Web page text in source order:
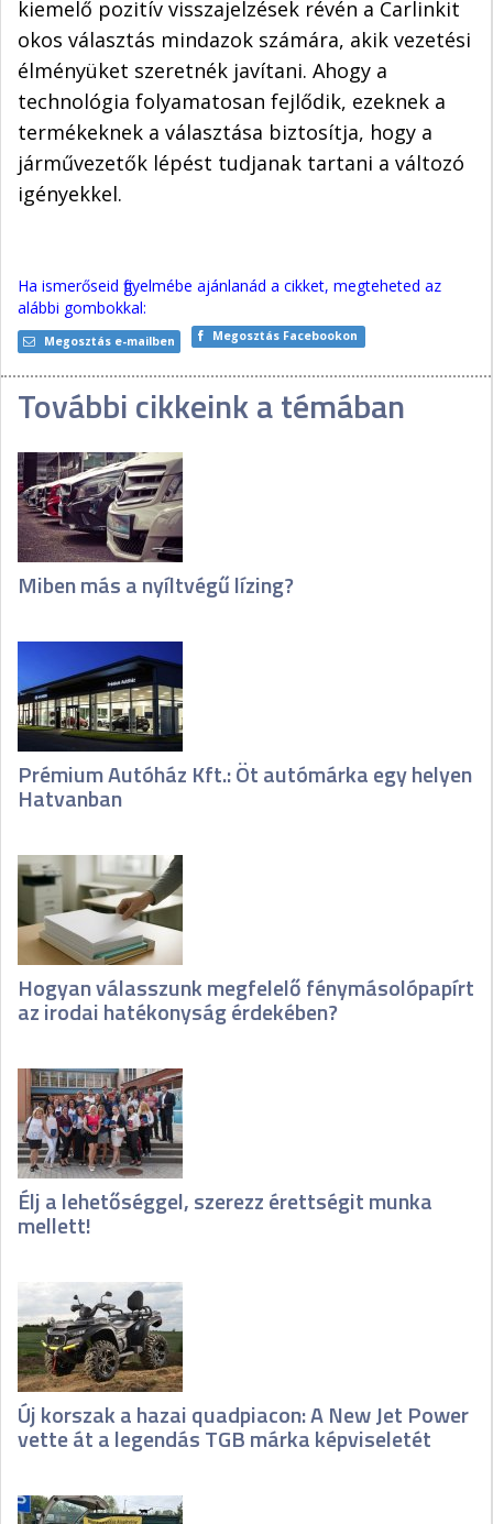
kiemelő pozitív visszajelzések révén a Carlinkit
okos választás mindazok számára, akik vezetési
élményüket szeretnék javítani. Ahogy a
technológia folyamatosan fejlődik, ezeknek a
termékeknek a választása biztosítja, hogy a
járművezetők lépést tudjanak tartani a változó
igényekkel.
Ha ismerőseid figyelmébe ajánlanád a cikket, megteheted az
alábbi gombokkal:
Megosztás e-mailben Megosztás Facebookon
További cikkeink a témában
Miben más a nyíltvégű lízing?
Prémium Autóház Kft.: Öt autómárka egy helyen
Hatvanban
Hogyan válasszunk megfelelő fénymásolópapírt
az irodai hatékonyság érdekében?
Élj a lehetőséggel, szerezz érettségit munka
mellett!
Új korszak a hazai quadpiacon: A New Jet Power
vette át a legendás TGB márka képviseletét